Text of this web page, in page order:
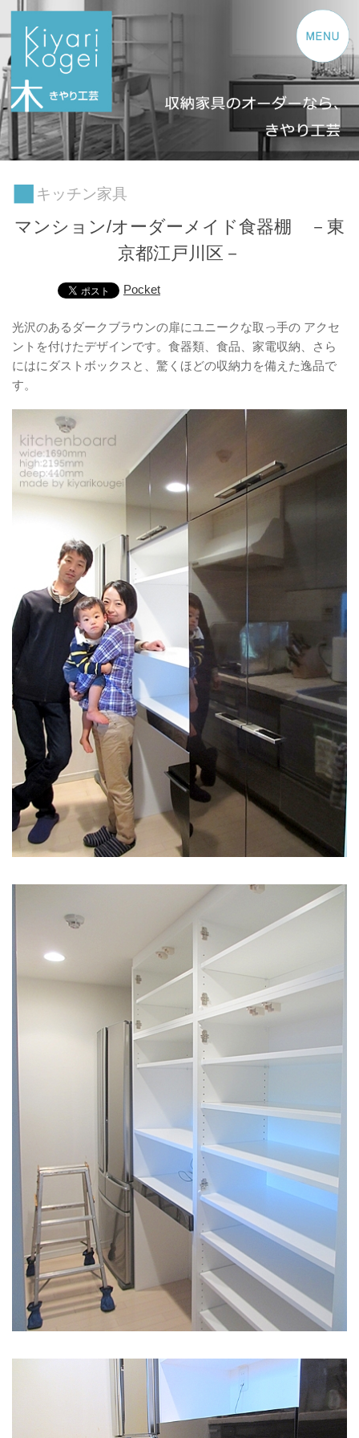
コンテンツへスキップ
キッチン家具
マンション/オーダーメイド食器棚 －東
京都江戸川区－
Pocket
光沢のあるダークブラウンの扉にユニークな取っ手の アクセ
ントを付けたデザインです。食器類、食品、家電収納、さら
にはにダストボックスと、驚くほどの収納力を備えた逸品で
す。